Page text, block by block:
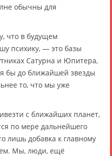
обычны для
что в будущем
психику, — это базы
Сатурна и Юпитера,
бы до ближайшей звезды
то, что мы уже
с ближайших планет,
по мере дальнейшего
лишь добавка к главному
Мы, люди, ещё